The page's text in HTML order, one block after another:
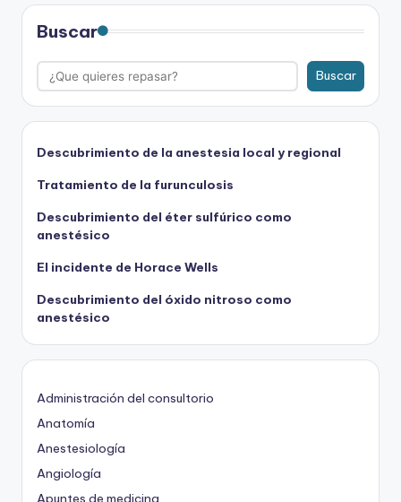
Buscar
Buscar
Descubrimiento de la anestesia local y regional
Tratamiento de la furunculosis
Descubrimiento del éter sulfúrico como
anestésico
El incidente de Horace Wells
Descubrimiento del óxido nitroso como
anestésico
Administración del consultorio
Anatomía
Anestesiología
Angiología
Apuntes de medicina